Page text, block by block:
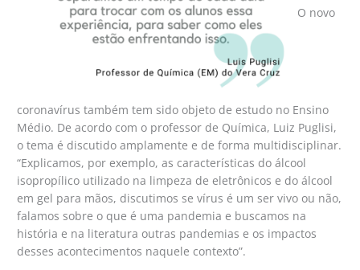
O novo
coronavírus também tem sido objeto de estudo no Ensino
Médio. De acordo com o professor de Química, Luiz Puglisi,
o tema é discutido amplamente e de forma multidisciplinar.
“Explicamos, por exemplo, as características do álcool
isopropílico utilizado na limpeza de eletrônicos e do álcool
em gel para mãos, discutimos se vírus é um ser vivo ou não,
falamos sobre o que é uma pandemia e buscamos na
história e na literatura outras pandemias e os impactos
desses acontecimentos naquele contexto”.